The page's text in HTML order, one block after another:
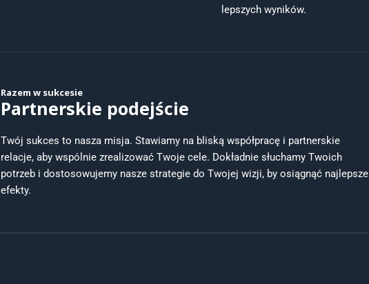
lepszych wyników.
Razem w sukcesie
Partnerskie podejście
Twój sukces to nasza misja. Stawiamy na bliską współpracę i partnerskie
relacje, aby wspólnie zrealizować Twoje cele. Dokładnie słuchamy Twoich
potrzeb i dostosowujemy nasze strategie do Twojej wizji, by osiągnąć najlepsze
efekty.